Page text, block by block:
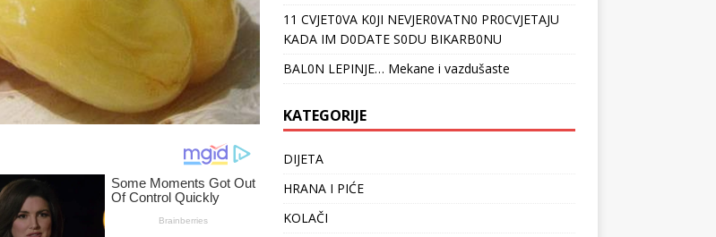
11 CVJET0VA K0JI NEVJER0VATN0 PR0CVJETAJU
KADA IM D0DATE S0DU BIKARB0NU
BAL0N LEPINJE… Mekane i vazdušaste
KATEGORIJE
DIJETA
HRANA I PIĆE
KOLAČI